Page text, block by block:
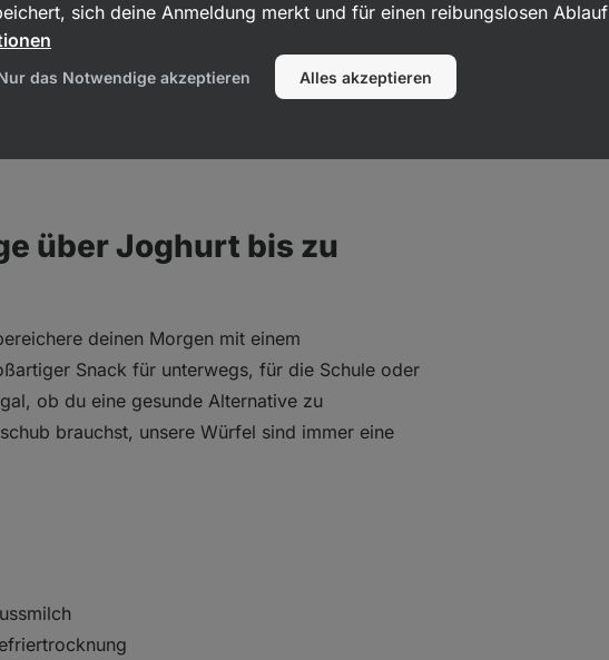
Fetten
liefert gesunde Fette sowie Vitamine und
Außerdem ist sie von Natur aus laktosefrei, was
über Joghurt bis zu
deinen Morgen mit einem
Snack für unterwegs, für die Schule oder
ob du eine gesunde Alternative zu
brauchst, unsere Würfel sind immer eine
sich deine Anmeldung merkt und für einen reibungslosen Ablauf
das Notwendige akzeptieren Alles akzeptieren